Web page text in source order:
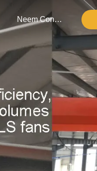
Neem Contact Met Ons Op